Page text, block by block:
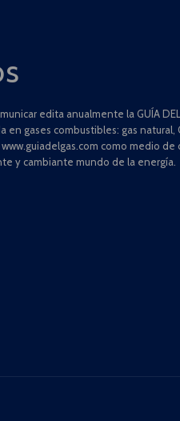
edita anualmente la GUÍA
en gases combustibles: gas natural,
como medio
y cambiante mundo de la energía.